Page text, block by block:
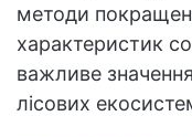
методи
характеристик
важливе
лісових